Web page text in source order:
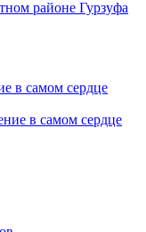
в самом сердце